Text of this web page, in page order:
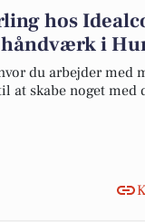
hos
i
du arbejder
at skabe noget med